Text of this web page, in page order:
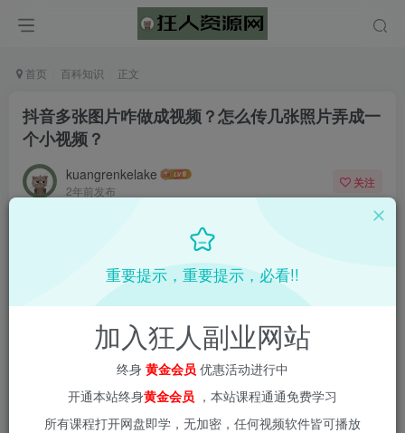
首页 百科知识 正文
抖音多张图片咋做成视频？怎么传几张照片弄成一
个小视频？
kuangrenkelake
2年前发布
关注
链接进入本站首页：
重要提示，重要提示，必看!!
加入狂人副业网站
终身 黄金会员 优惠活动进行中
开通本站终身黄金会员 ，本站课程通通免费学习
所有课程打开网盘即学，无加密，任何视频软件皆可播放